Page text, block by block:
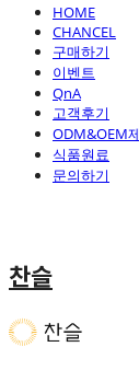
HOME
CHANCEL
구매하기
이벤트
QnA
고객후기
ODM&OEM
식품원료
문의하기
찬슬